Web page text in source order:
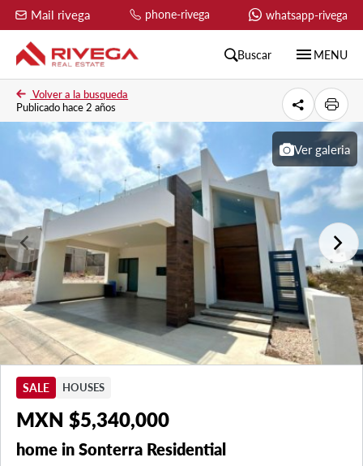
Mail rivega phone-rivega whatsapp-rivega
Buscar menu MENU
Volver a la busqueda
Publicado hace 2 años
Ver galeria
SALE HOUSES
MXN $5,340,000
home in Sonterra Residential